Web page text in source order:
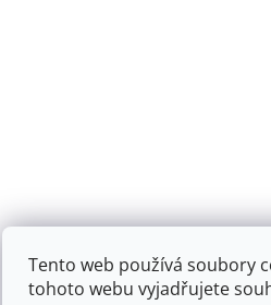
Tento web používá soubory
tohoto webu vyjadřujete